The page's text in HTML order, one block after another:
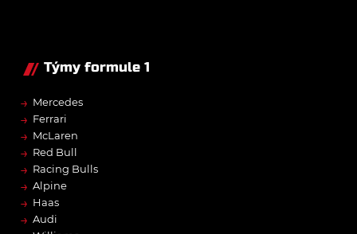
Týmy formule 1
→ Mercedes
→ Ferrari
→ McLaren
→ Red Bull
→ Racing Bulls
→ Alpine
→ Haas
→ Audi